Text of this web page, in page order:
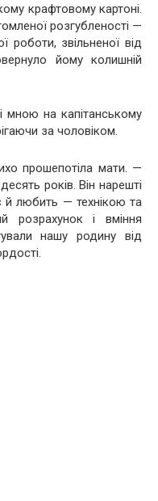
крафтовому картоні.
розгубленості —
роботи, звільненої від
йому колишній
мною на капітанському
за чоловіком.
прошепотіла мати. —
років. Він нарешті
й любить — технікою та
розрахунок і вміння
нашу родину від